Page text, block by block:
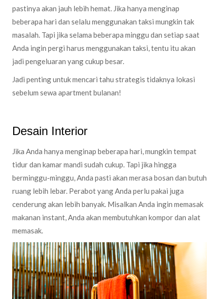
pastinya akan jauh lebih hemat. Jika hanya menginap
beberapa hari dan selalu menggunakan taksi mungkin tak
masalah. Tapi jika selama beberapa minggu dan setiap saat
Anda ingin pergi harus menggunakan taksi, tentu itu akan
jadi pengeluaran yang cukup besar.
Jadi penting untuk mencari tahu strategis tidaknya lokasi
sebelum sewa apartment bulanan!
Desain Interior
Jika Anda hanya menginap beberapa hari, mungkin tempat
tidur dan kamar mandi sudah cukup. Tapi jika hingga
berminggu-minggu, Anda pasti akan merasa bosan dan butuh
ruang lebih lebar. Perabot yang Anda perlu pakai juga
cenderung akan lebih banyak. Misalkan Anda ingin memasak
makanan instant, Anda akan membutuhkan kompor dan alat
memasak.